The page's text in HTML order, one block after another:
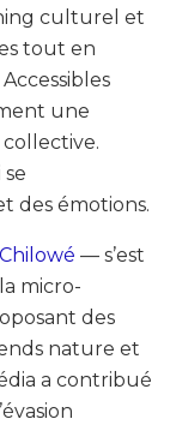
culturel et
tout en
une
des émotions.
— s’est
micro-
des
nature et
a contribué